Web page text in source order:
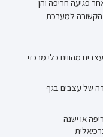
פגיעה חריפה והן
הקשורה למערכת
מהווים כלי מרכזי
של עצבים בגף
או ישנה